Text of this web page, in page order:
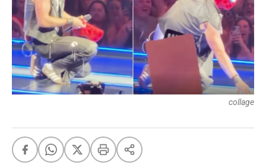
FEEDS
Πάσχα Eurovision
Retro Summer
OMG LOL
Xmas
collage